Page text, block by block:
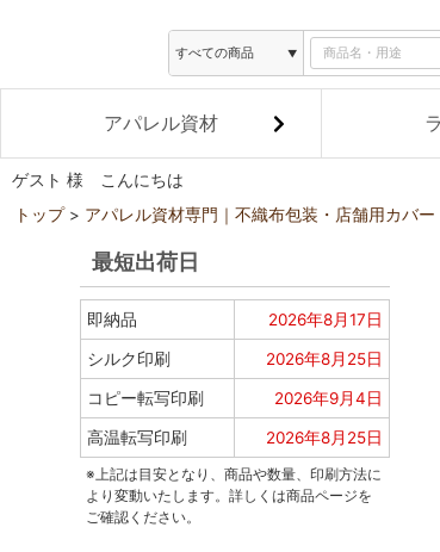
アパレル資材
ゲスト 様 こんにちは
トップ アパレル資材専門｜不織布包装・店舗用カバー
最短出荷日
即納品 2026年8月17日
シルク印刷 2026年8月25日
コピー転写印刷 2026年9月4日
高温転写印刷 2026年8月25日
※上記は目安となり、商品や数量、印刷方法に
より変動いたします。詳しくは商品ページを
ご確認ください。